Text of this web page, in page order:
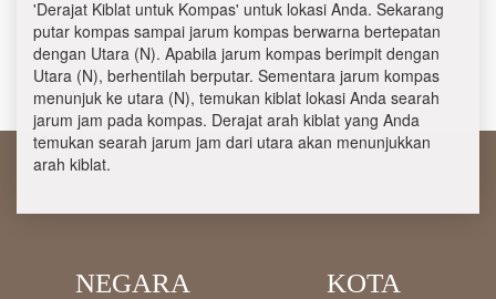
'Derajat Kiblat untuk Kompas' untuk lokasi Anda. Sekarang
putar kompas sampai jarum kompas berwarna bertepatan
dengan Utara (N). Apabila jarum kompas berimpit dengan
Utara (N), berhentilah berputar. Sementara jarum kompas
menunjuk ke utara (N), temukan kiblat lokasi Anda searah
jarum jam pada kompas. Derajat arah kiblat yang Anda
temukan searah jarum jam dari utara akan menunjukkan
arah kiblat.
NEGARA KOTA